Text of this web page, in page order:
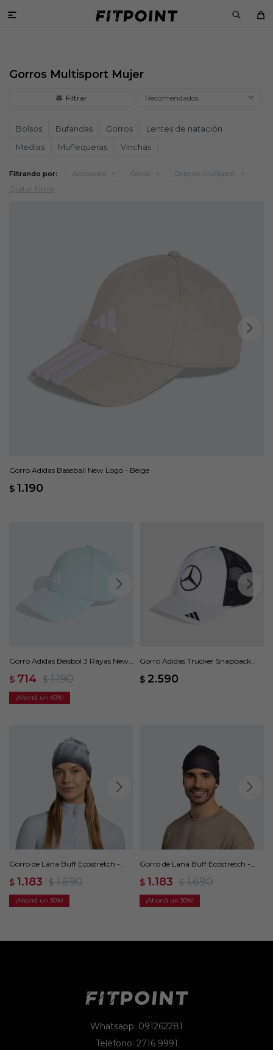

Gorros Multisport Mujer
Recomendados
Bolsos Bufandas Gorros
Lentes de natación
Medias
Muñequeras Vinchas
Filtrando por: Accesorios Gorros Deporte: Multisport
Quitar filtros
Gorro Adidas Baseball New Logo - Beige
$ 1.190
Gorro Adidas Béisbol 3 Rayas New
$ 714 $ 1.190
40
Gorro Adidas Trucker Snapback
$ 2.590
Gorro de Lana Buff Ecostretch -
$ 1.183 $ 1.690
30
Gorro de Lana Buff Ecostretch -
$ 1.183 $ 1.690
30
Whatsapp: 091262281
Teléfono: 2716 9991